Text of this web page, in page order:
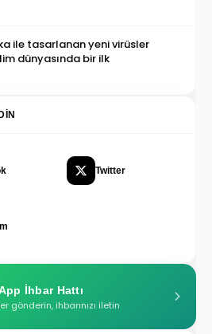
ile tasarlanan yeni virüsler
dünyasında bir ilk
Twitter
İhbar Hattı
gönderin, ihbarınızı iletin